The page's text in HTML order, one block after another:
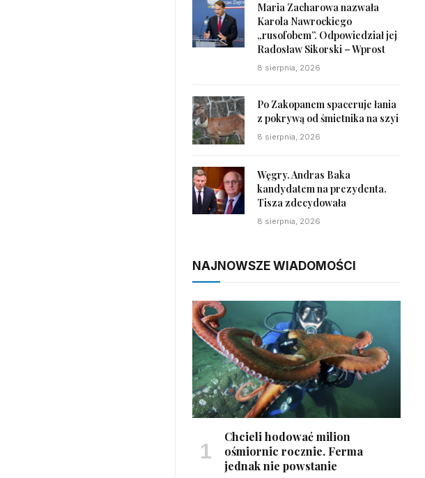
Maria Zacharowa nazwała
Karola Nawrockiego
„rusofobem”. Odpowiedział jej
Radosław Sikorski – Wprost
8 sierpnia, 2026
Po Zakopanem spaceruje łania
z pokrywą od śmietnika na szyi
8 sierpnia, 2026
Węgry. Andras Baka
kandydatem na prezydenta.
Tisza zdecydowała
8 sierpnia, 2026
NAJNOWSZE WIADOMOŚCI
Chcieli hodować milion
ośmiornic rocznie. Ferma
jednak nie powstanie